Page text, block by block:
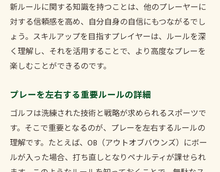
新ルールに関する知識を持つことは、他のプレーヤーに
対する信頼感を高め、自分自身の自信にもつながるでし
ょう。スキルアップを目指すプレイヤーは、ルールを深
く理解し、それを活用することで、より高度なプレーを
楽しむことができるのです。
プレーを左右する重要ルールの詳細
ゴルフは洗練された技術と戦略が求められるスポーツで
す。そこで重要となるのが、プレーを左右するルールの
理解です。たとえば、OB（アウトオブバウンズ）にボー
ルが入った場合、打ち直しとなりペナルティが課せられ